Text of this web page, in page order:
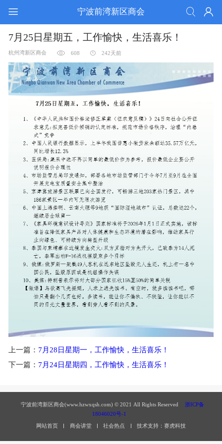
宁波前湾新区商会
活动锦集
7月25日星期五，工作愉快，生活喜乐！
杭州湾新区商会 608 242天前
上一篇： 7月28日星期一，工作愉快，生活喜乐！
下一篇： 7月24日星期四，工作愉快，生活喜乐！
宁波前湾新区商会(www.hzwxqsh.com) © 2021 All Rights Reserved
浙ICP备
18046020号-1
网站首页
商会讲堂 社会热点 技术支持：赛虎科技